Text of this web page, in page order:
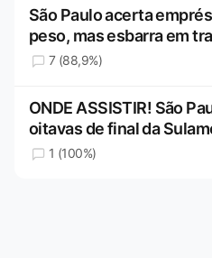
São Paulo acerta
peso, mas esbarra em
7 (88,9%)
ONDE ASSISTIR! São
oitavas de final da
1 (100%)